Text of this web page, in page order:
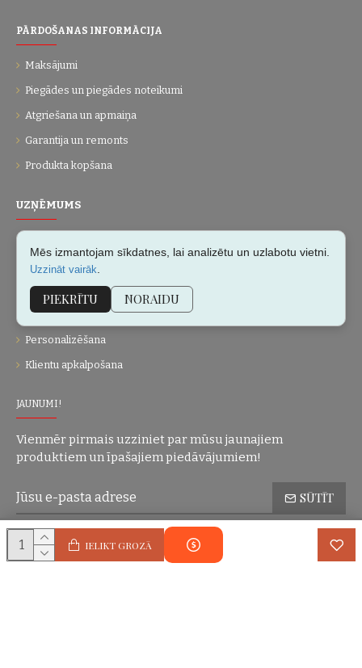
IELIKT GROZĀ
PĀRDOŠANAS INFORMĀCIJA
Maksājumi
Piegādes un piegādes noteikumi
Atgriešana un apmaiņa
Garantija un remonts
Produkta kopšana
UZŅĒMUMS
Kontakti
Vietnes karte
Dāvanu kartes
Personalizēšana
Klientu apkalpošana
JAUNUMI!
Vienmēr pirmais uzziniet par mūsu jaunajiem
produktiem un īpašajiem piedāvājumiem!
SŪTĪT
Esmu iepazinies(-usies) ar sadaļu Konfidencialitātes politika
piekrītu visiem minētajiem noteikumiem
Mēs izmantojam sīkdatnes, lai analizētu un uzlabotu vietni.
Uzzināt vairāk
PIEKRĪTU NORAIDU